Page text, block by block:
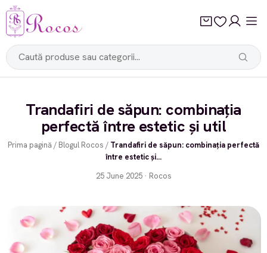
Trandafiri de săpun: combinația
perfectă între estetic și util
Prima pagină / Blogul Rocos / Trandafiri de săpun: combinația perfectă
între estetic și...
25 June 2025 · Rocos